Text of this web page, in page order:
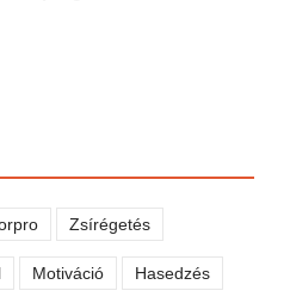
Zsírégetés
Motiváció Hasedzés